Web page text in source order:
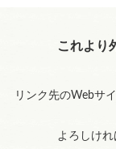
これより
リンク先のWebサ
よろしけれ